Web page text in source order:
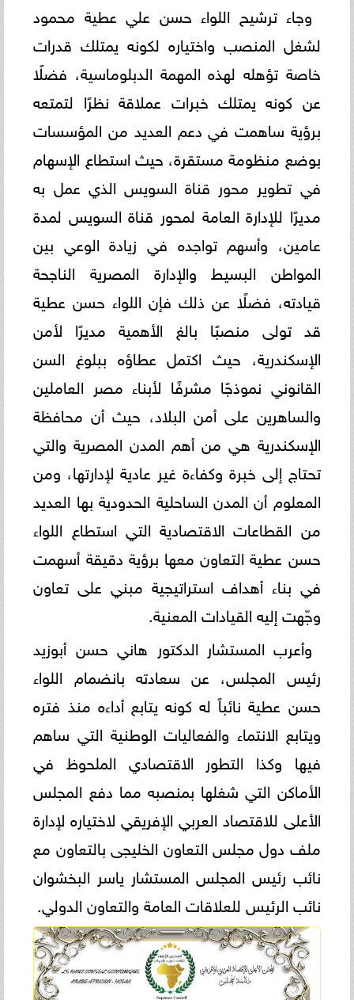
وجاء ترشيح اللواء حسن علي عطية محمود
لشغل المنصب واختياره لكونه يمتلك قدرات
خاصة تؤهله لهذه المهمة الدبلوماسية، فضلًا
عن كونه يمتلك خبرات عملاقة نظرًا لتمتعه
برؤية ساهمت في دعم العديد من المؤسسات
بوضع منظومة مستقرة، حيث استطاع الإسهام
في تطوير محور قناة السويس الذي عمل به
مديرًا للإدارة العامة لمحور قناة السويس لمدة
عامين، وأسهم تواجده في زيادة الوعي بين
المواطن البسيط والإدارة المصرية الناجحة
قيادته، فضلًا عن ذلك فإن اللواء حسن عطية
قد تولى منصبًا بالغ الأهمية مديرًا لأمن
الإسكندرية، حيث اكتمل عطاؤه ببلوغ السن
القانوني نموذجًا مشرفًا لأبناء مصر العاملين
والساهرين على أمن البلاد، حيث أن محافظة
الإسكندرية هي من أهم المدن المصرية والتي
تحتاج إلى خبرة وكفاءة غير عادية لإدارتها، ومن
المعلوم أن المدن الساحلية الحدودية بها العديد
من القطاعات الاقتصادية التي استطاع اللواء
حسن عطية التعاون معها برؤية دقيقة أسهمت
في بناء أهداف استراتيجية مبني على تعاون
وجّهت إليه القيادات المعنية.
وأعرب المستشار الدكتور هاني حسن أبوزيد
رئيس المجلس، عن سعادته بانضمام اللواء
حسن عطية نائباً له كونه يتابع أداءه منذ فتره
ويتابع الانتماء والفعاليات الوطنية التي ساهم
فيها وكذا التطور الاقتصادي الملحوظ في
الأماكن التي شغلها بمنصبه مما دفع المجلس
الأعلى للاقتصاد العربي الإفريقي لاختياره لإدارة
ملف دول مجلس التعاون الخليجى بالتعاون مع
نائب رئيس المجلس المستشار ياسر البخشوان
نائب الرئيس للعلاقات العامة والتعاون الدولي.